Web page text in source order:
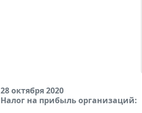
28 октября 2020
Налог на прибыль организаций: